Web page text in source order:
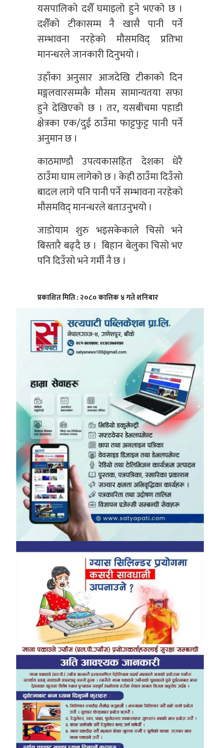
यसपालिको दशैँ घमाइलो हुने भएको छ ।
दशैँकाे टीकासम्म नै खासै पानी पर्ने
सम्भावना नरहेको मौसमविद् प्रतिभा
मानन्धरले जानकारी दिनुभयो ।
उहाँका अनुसार आजदेखि टीकाको दिन
मङ्गलवारसम्मकै मौसम सामान्यतया सफा
हुने देखिएको छ । तर, यसबीचमा पहाडी
क्षेत्रका एक/दुई ठाउँमा फाट्टफुट्ट पानी पर्ने
अनुमान छ ।
काठमाण्डौ उपत्यकासहित देशका धेरै
ठाउँमा घाम लागेको छ । केही ठाउँमा दिउँसो
बादल लागे पनि पानी पर्ने सम्भावना नरहेको
मौसमविद् मानन्धरले बताउनुभयो ।
जाडोयाम शुरु भइसकेकाले चिसो भने
बिस्तारै बढ्दै छ । बिहान बेलुका चिसो भए
पनि दिउँसो भने गर्मी नै छ ।
प्रकाशित मिति : २०८० कात्तिक ४ गते शनिबार